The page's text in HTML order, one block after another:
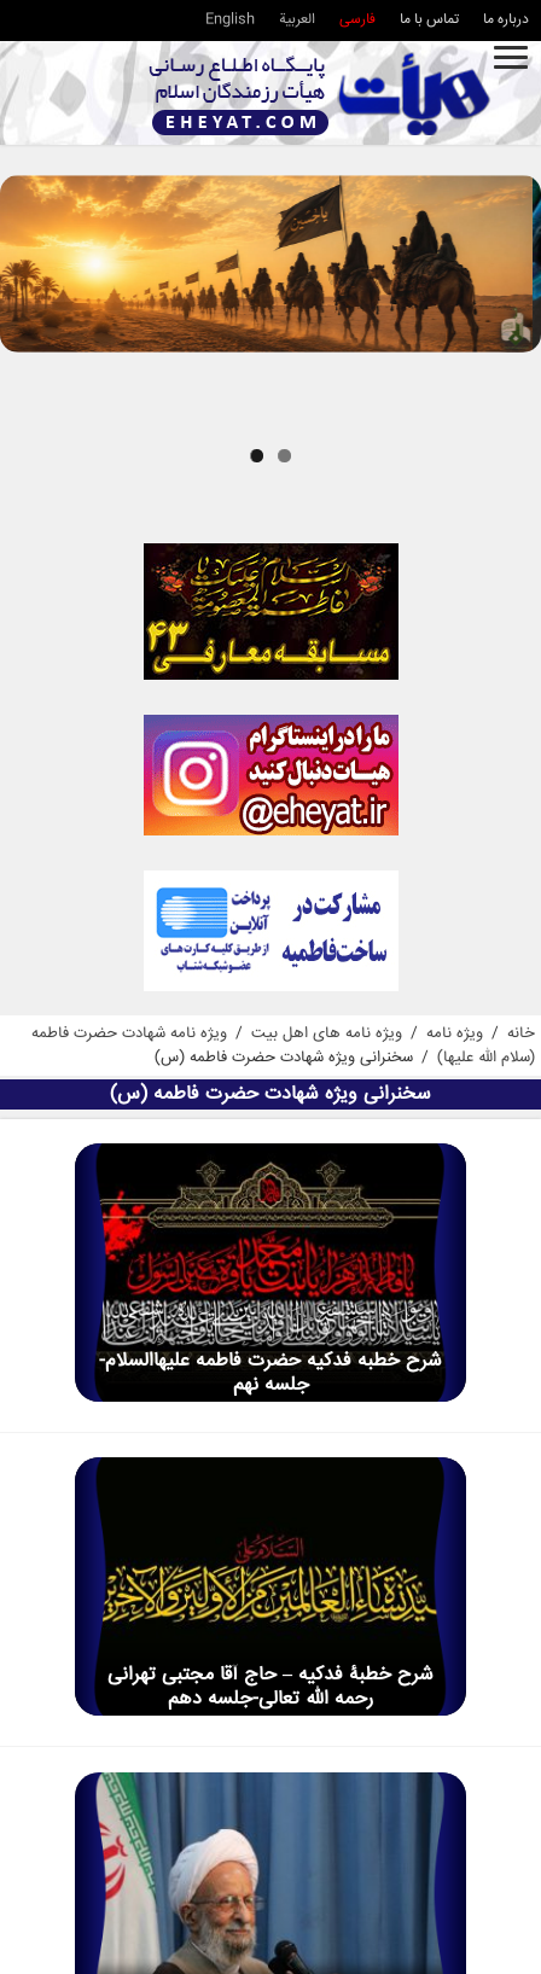
درباره ما تماس با ما فارسی العربية English
خانه / ویژه نامه / ویژه نامه های اهل بیت / ویژه نامه شهادت حضرت فاطمه
(سلام الله علیها) / سخنرانی ویژه شهادت حضرت فاطمه (س)
سخنرانی ویژه شهادت حضرت فاطمه (س)
شرح خطبه فدکیه حضرت فاطمه علیهاالسلام-
جلسه نهم
شرح خطبۀ فدکیه – حاج آقا مجتبی تهرانی
رحمه الله تعالی-جلسه دهم